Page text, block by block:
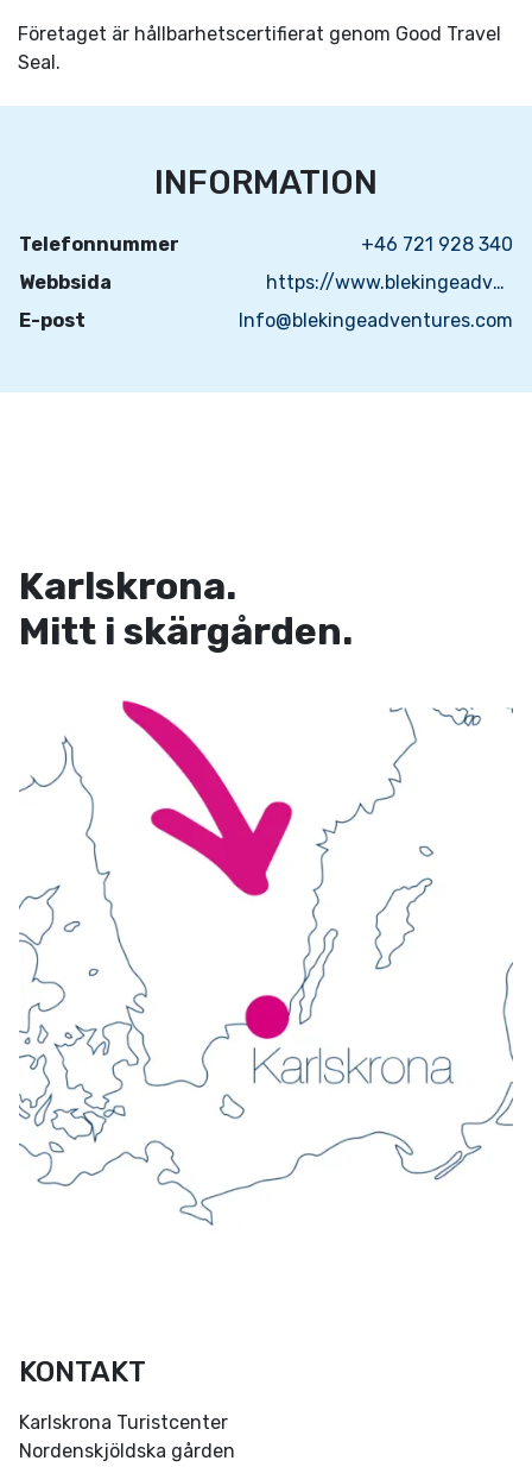
Företaget är hållbarhetscertifierat genom Good Travel
Seal.
INFORMATION
Telefonnummer
+46 721 928 340
Webbsida
https://www.blekingeadventures.com/
E-post
Info@blekingeadventures.com
Karlskrona.
Mitt i skärgården.
KONTAKT
Karlskrona Turistcenter
Nordenskjöldska gården